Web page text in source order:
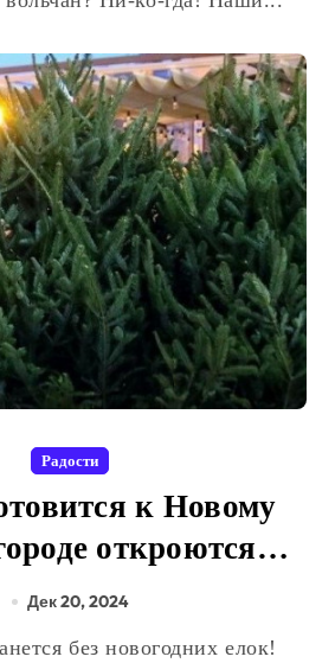
Радости
к Новому
откроются
базары
Дек 20, 2024